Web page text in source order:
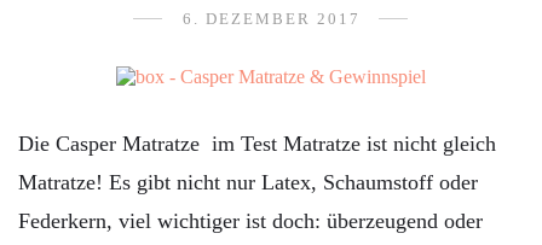
6. DEZEMBER 2017
Die Casper Matratze im Test Matratze ist nicht gleich
Matratze! Es gibt nicht nur Latex, Schaumstoff oder
Federkern, viel wichtiger ist doch: überzeugend oder